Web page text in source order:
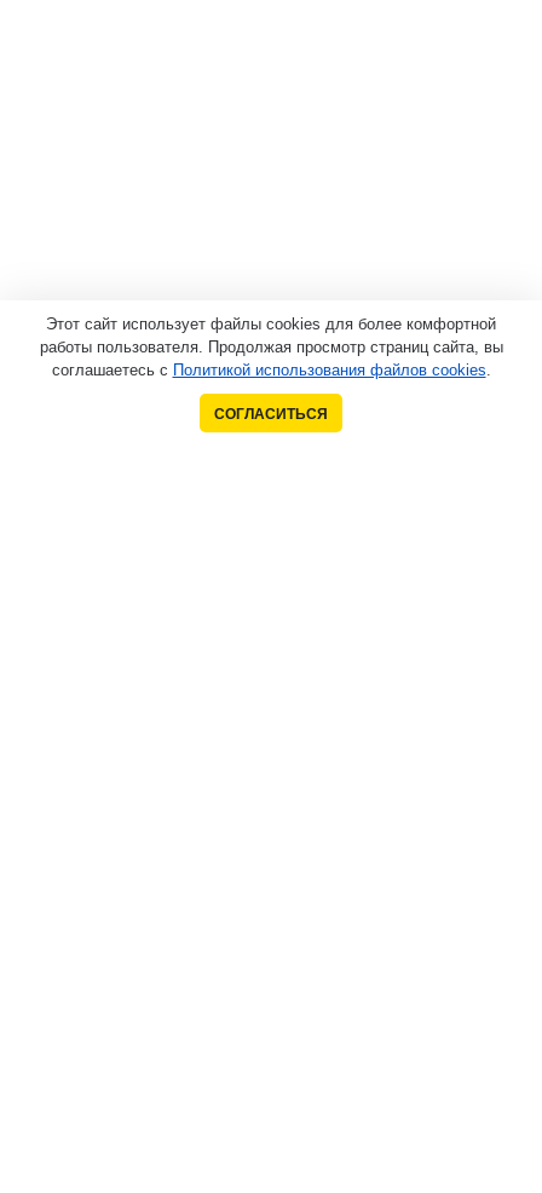
Этот сайт использует файлы cookies для более комфортной
работы пользователя. Продолжая просмотр страниц сайта, вы
соглашаетесь с Политикой использования файлов cookies.
СОГЛАСИТЬСЯ